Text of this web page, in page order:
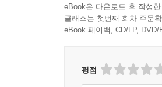
eBook은 다운로드 후 작성
클래스는 첫번째 회차 주문
eBook 페이백, CD/LP,
평점